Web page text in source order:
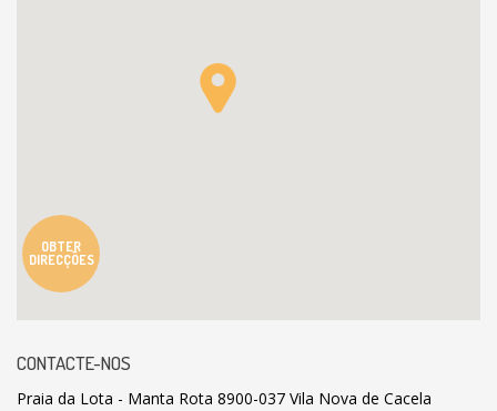
OBTER
DIRECÇÕES
CONTACTE-NOS
Praia da Lota - Manta Rota 8900-037 Vila Nova de Cacela